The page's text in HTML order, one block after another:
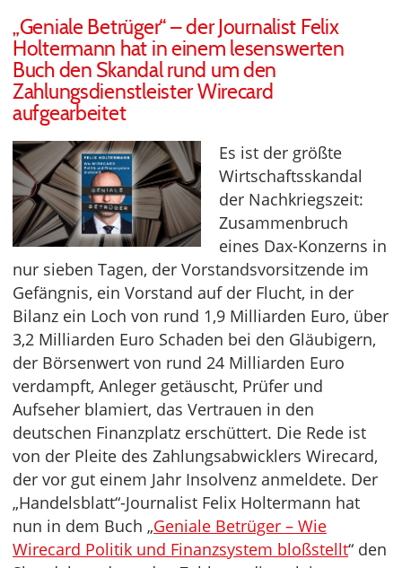
„Geniale Betrüger“ – der Journalist Felix
Holtermann hat in einem lesenswerten
Buch den Skandal rund um den
Zahlungsdienstleister Wirecard
aufgearbeitet
Es ist der größte
Wirtschaftsskandal
der Nachkriegszeit:
Zusammenbruch
eines Dax-Konzerns in
nur sieben Tagen, der Vorstandsvorsitzende im
Gefängnis, ein Vorstand auf der Flucht, in der
Bilanz ein Loch von rund 1,9 Milliarden Euro, über
3,2 Milliarden Euro Schaden bei den Gläubigern,
der Börsenwert von rund 24 Milliarden Euro
verdampft, Anleger getäuscht, Prüfer und
Aufseher blamiert, das Vertrauen in den
deutschen Finanzplatz erschüttert. Die Rede ist
von der Pleite des Zahlungsabwicklers Wirecard,
der vor gut einem Jahr Insolvenz anmeldete. Der
„Handelsblatt“-Journalist Felix Holtermann hat
nun in dem Buch „Geniale Betrüger – Wie
Wirecard Politik und Finanzsystem bloßstellt“ den